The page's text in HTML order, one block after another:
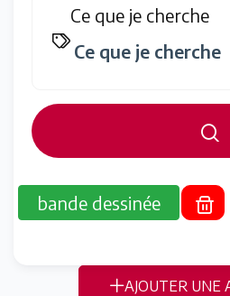
Ce que je cherche
bande dessinée
AJOUTER UNE